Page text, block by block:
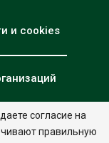
и cookies
Дизайн:nia.eco
согласие на
правильную